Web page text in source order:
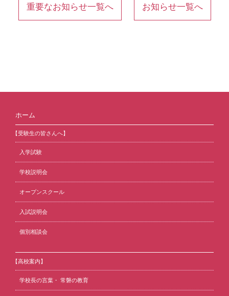
重要なお知らせ一覧へ お知らせ一覧へ
ホーム
【受験生の皆さんへ】
入学試験
学校説明会
オープンスクール
入試説明会
個別相談会
【高校案内】
学校長の言葉・ 常磐の教育